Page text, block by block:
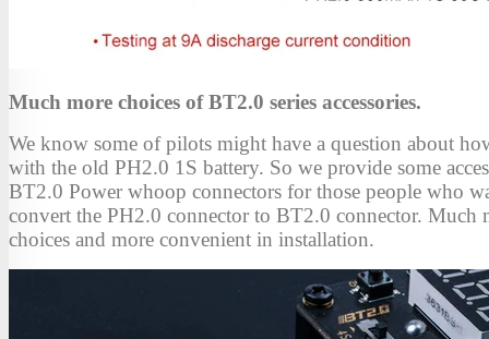
Much more choices of BT2.0 series accessories.
We know some of pilots might have a question about
with the old PH2.0 1S battery. So we provide some
BT2.0 Power whoop connectors for those people who
convert the PH2.0 connector to BT2.0 connector. Much
choices and more convenient in installation.